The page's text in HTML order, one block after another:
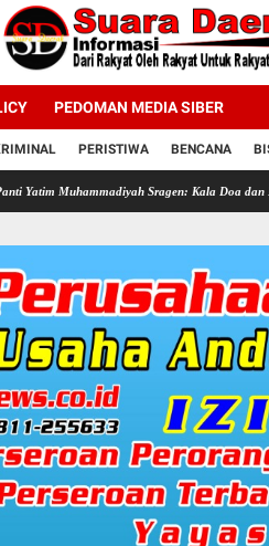
PEDOMAN MEDIA SIBER
PERISTIWA BENCANA
Sragen: Kala Doa dan Kepedulian